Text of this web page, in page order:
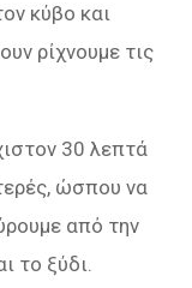
κύβο και
ρίχνουμε τις
30 λεπτά
ώσπου να
από την
το ξύδι.